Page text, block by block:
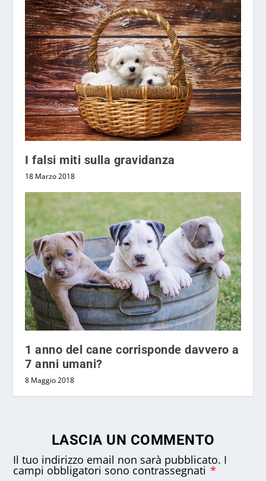
I falsi miti sulla gravidanza
18 Marzo 2018
1 anno del cane corrisponde davvero a
7 anni umani?
8 Maggio 2018
LASCIA UN COMMENTO
Il tuo indirizzo email non sarà pubblicato. I
campi obbligatori sono contrassegnati *